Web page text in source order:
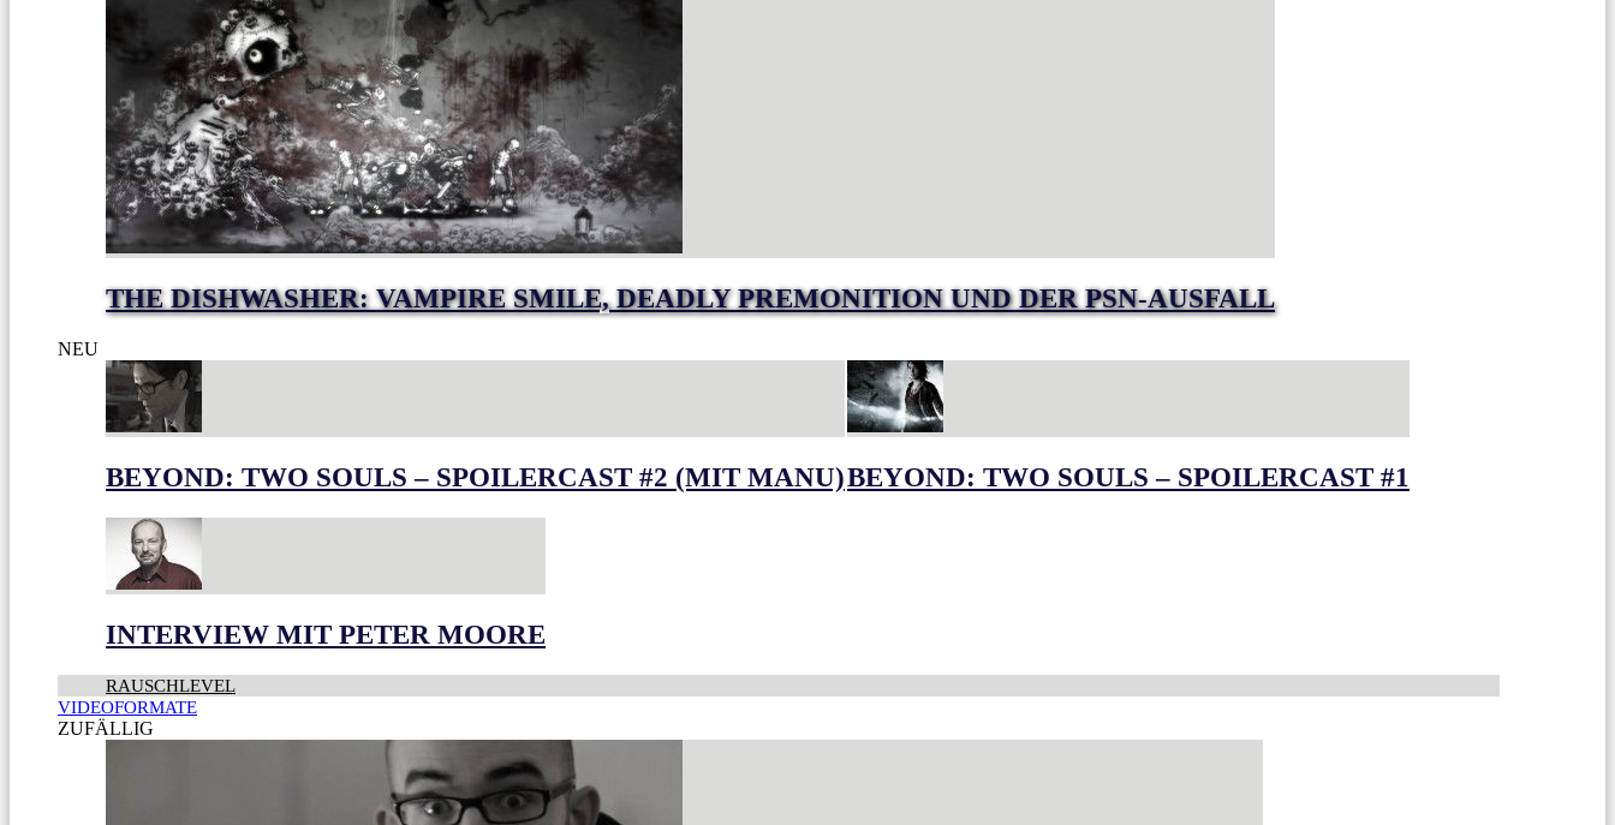
THE DISHWASHER: VAMPIRE SMILE, DEADLY PREMONITION UND DER PSN-AUSFALL
NEU
BEYOND: TWO SOULS – SPOILERCAST #2 (MIT MANU)BEYOND: TWO SOULS – SPOILERCAST #1
INTERVIEW MIT PETER MOORE
RAUSCHLEVEL
VIDEOFORMATE
ZUFÄLLIG